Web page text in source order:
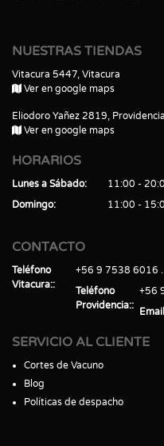
NUESTRAS TIENDAS
Vitacura 5447, Vitacura
Ver en google maps
Eliodoro Yañez 2819, Providencia
Ver en google maps
HORARIOS
Lunes a Sábado
11:00 -
Domingo
11:00 -
CONTACTO
Teléfono
Vitacura:
+56 9 7538 6016
Teléfono
Providencia:
+56
Email
SERVICIO AL CLIENTE
Cortes de Vacuno
Blog
Políticas de despacho